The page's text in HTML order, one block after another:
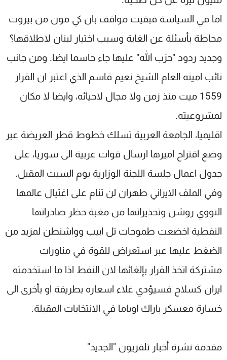
اما في السياسة فبقيت مواقف بان كي مون من بيروت
محاطة بأسئلة عن الغاية وسبب اختيار لبنان لاطلاقها؟
وجديد ردود "حزب الله" عليها جاء حاسما ايضا. ومن جانب
نائب امينه العام الشيخ نعيم قاسم الذي اعتبر ان القرار
1559 ميت منذ زمن ولا مجال لاحيائه، وايضا لا مكان
لمشروعيته.
اقليميا، الجامعة العربية تسلك خطوط قطر العريضة عبر
وضع اقتراح اميرها ارسال قوات عربية الى سوريا، على
جدول اعمال جلسة اللجنة الوزارية يوم السبت المقبل.
وفي الملف الايراني طهران لن تنام على اغتيال عالمها
النووي روشن وتحذيراتها من مغبة حظر صادراتها
النفطية اخضعت طموحات تل ابيب وواشنطن لمزيد من
الضغط عليها عبر استعراض للقوة في مناورات
مشتركة اتخذ القرار بإلغائها لان النفط اذا ما استخدمته
ايران كسلاح فسيؤدي غلاء اسعاره بطريقة او بأخرى الى
خسارة معسكر باراك اوباما في الانتخابات المقبلة.
مقدمة نشرة أخبار تلفزيون "الجديد"